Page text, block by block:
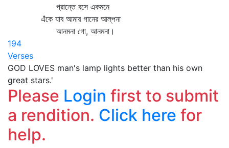
প্রান্তে বসে একমনে
এঁকে যাব আমার গানের আল্‌পনা
আনমনা গো, আনমনা।
194
Verses
GOD LOVES man's lamp lights better than his own
great stars.'
Please Login first to submit
a rendition. Click here for
help.